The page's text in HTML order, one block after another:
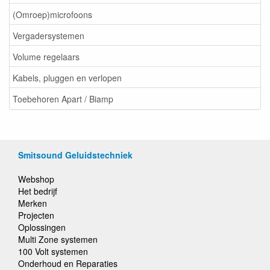
(Omroep)microfoons
Vergadersystemen
Volume regelaars
Kabels, pluggen en verlopen
Toebehoren Apart / Biamp
Smitsound Geluidstechniek
Webshop
Het bedrijf
Merken
Projecten
Oplossingen
Multi Zone systemen
100 Volt systemen
Onderhoud en Reparaties